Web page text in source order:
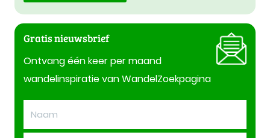
Gratis nieuwsbrief
Ontvang één keer per maand
wandelinspiratie van WandelZoekpagina